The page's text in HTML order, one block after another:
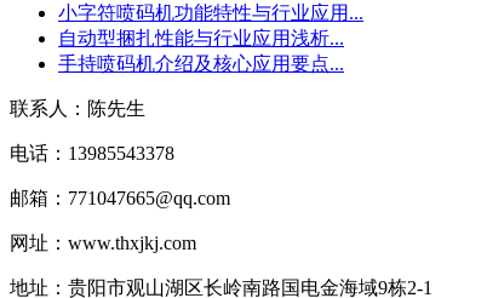
小字符喷码机功能特性与行业应用...
自动型捆扎性能与行业应用浅析...
手持喷码机介绍及核心应用要点...
联系人：陈先生
电话：13985543378
邮箱：771047665@qq.com
网址：www.thxjkj.com
地址：贵阳市观山湖区长岭南路国电金海域9栋2-1